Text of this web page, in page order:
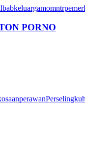
keluargamomntr
PORNO
perawan